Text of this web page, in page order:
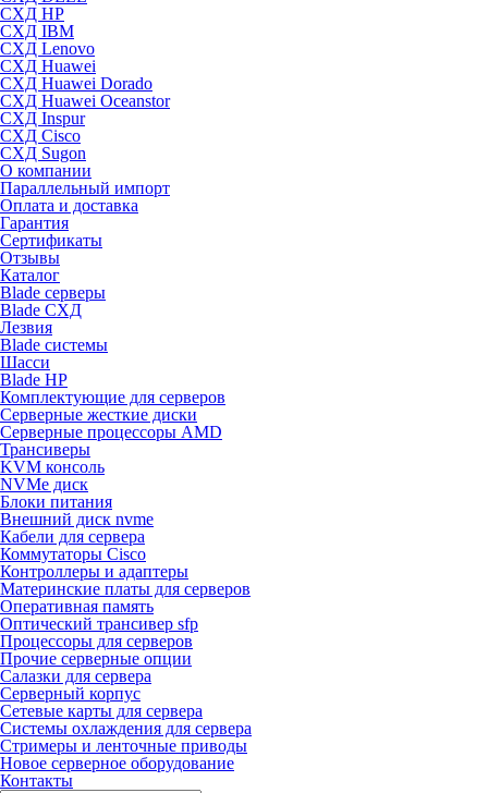
СХД HP
СХД IBM
СХД Lenovo
СХД Huawei
СХД Huawei Dorado
СХД Huawei Oceanstor
СХД Inspur
СХД Cisco
СХД Sugon
О компании
Параллельный импорт
Оплата и доставка
Гарантия
Сертификаты
Отзывы
Каталог
Blade серверы
Blade СХД
Лезвия
Blade системы
Шасси
Blade HP
Комплектующие для серверов
Серверные жесткие диски
Серверные процессоры AMD
Трансиверы
KVM консоль
NVMe диск
Блоки питания
Внешний диск nvme
Кабели для сервера
Коммутаторы Cisco
Контроллеры и адаптеры
Материнские платы для серверов
Оперативная память
Оптический трансивер sfp
Процессоры для серверов
Прочие серверные опции
Салазки для сервера
Серверный корпус
Сетевые карты для сервера
Системы охлаждения для сервера
Стримеры и ленточные приводы
Новое серверное оборудование
Контакты